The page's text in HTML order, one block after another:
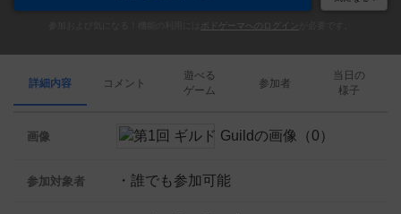
ボドゲーマへのログイン
詳細内容 コメント
遊べる
ゲーム
参加者
当日の
様子
画像
参加対象者 ・誰でも参加可能